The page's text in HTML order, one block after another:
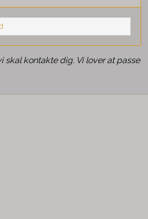
kontakte dig. Vi lover at passe